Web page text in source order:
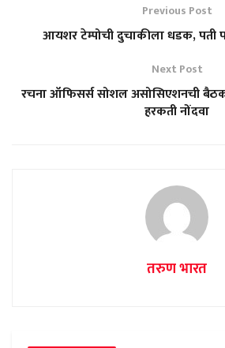
Previous Post
आयशर टेम्पोची दुचाकीला धडक, पती
Next Post
रचना ऑफिसर्स सोशल असोसिएशनची बैठक;
हरकती नोंदवा
तरुण भारत